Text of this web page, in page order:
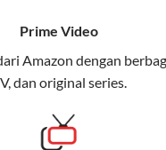
internet super cepat
dan bekerja dari rumah.
dalam mengelola
Prime Video
Amazon dengan
dan original series.